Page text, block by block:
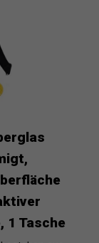
1 Tasche